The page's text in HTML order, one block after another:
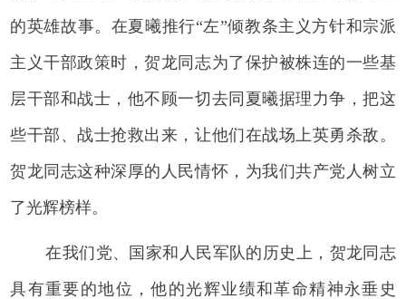
的英雄故事。在夏曦推行“左”倾教条主义方针和宗派
主义干部政策时，贺龙同志为了保护被株连的一些基
层干部和战士，他不顾一切去同夏曦据理力争，把这
些干部、战士抢救出来，让他们在战场上英勇杀敌。
贺龙同志这种深厚的人民情怀，为我们共产党人树立
了光辉榜样。
在我们党、国家和人民军队的历史上，贺龙同志
具有重要的地位，他的光辉业绩和革命精神永垂史